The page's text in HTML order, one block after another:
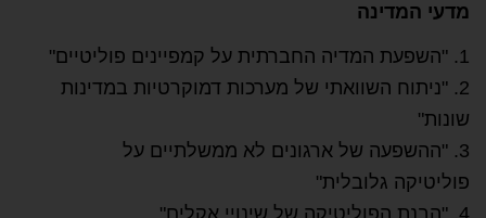
מדעי המדינה
1. "השפעת המדיה החברתית על קמפיינים פוליטיים"
2. "ניתוח השוואתי של מערכות דמוקרטיות במדינות
שונות"
3. "ההשפעה של ארגונים לא ממשלתיים על
פוליטיקה גלובלית"
4. "הבנת הפוליטיקה של שינויי אקלים"